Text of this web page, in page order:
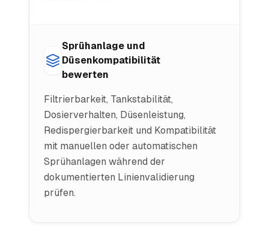
Sprühanlage und
Düsenkompatibilität
bewerten
Filtrierbarkeit, Tankstabilität,
Dosierverhalten, Düsenleistung,
Redispergierbarkeit und Kompatibilität
mit manuellen oder automatischen
Sprühanlagen während der
dokumentierten Linienvalidierung
prüfen.